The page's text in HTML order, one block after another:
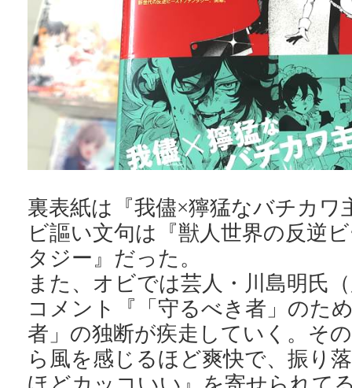
裏表紙は『我儘×獰猛なバチカワ
ビ謳い文句は『獣人世界の反逆
タジー』だった。
また、オビでは芸人・川島明氏
コメント『「守るべき者」のた
者」の独断が疾走していく。そ
ら風を感じるほど爽快で、振り